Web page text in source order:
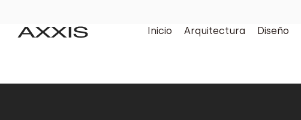
Inicio Arquitectura Diseño